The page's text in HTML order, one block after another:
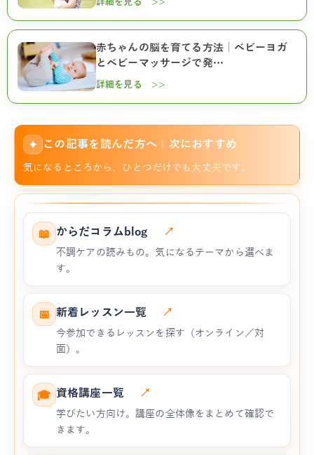
詳細を見る >>
赤ちゃんの脳を育てる方法｜ベビーヨガ
とベビーマッサージで発…
詳細を見る >>
✦ この記事を読んだ方へ｜次におすすめ
気になるところから、ひとつだけでも大丈夫です。
📖 からだコラムblog ↗
不調ケアの読みもの。気になるテーマから選べま
す。
📅 新着レッスン一覧 ↗
今参加できるレッスンを探す（オンライン／対
面）。
🎓 資格講座一覧 ↗
学びたい方向け。講座の全体像をまとめて確認で
きます。